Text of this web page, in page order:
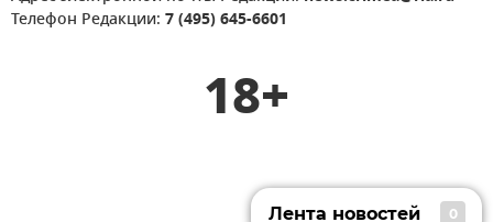
Телефон Редакции: 7 (495) 645-6601
18+
Лента новостей 0